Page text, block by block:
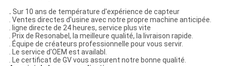
. Sur 10 ans de température d'expérience de capteur
. Ventes directes d'usine avec notre propre machine anticipée.
. ligne directe de 24 heures, service plus vite
. Prix de Resonabel, la meilleure qualité, la livraison rapide.
. Équipe de créateurs professionnelle pour vous servir.
. Le service d'OEM est availabl.
. Le certificat de GV vous assurent notre bonne qualité.